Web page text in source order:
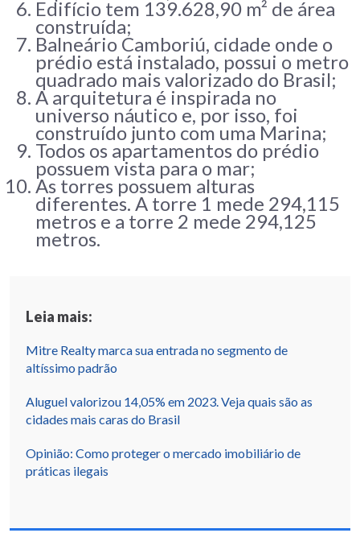
Edifício tem 139.628,90 m² de área
construída;
Balneário Camboriú, cidade onde o
prédio está instalado, possui o metro
quadrado mais valorizado do Brasil;
A arquitetura é inspirada no
universo náutico e, por isso, foi
construído junto com uma Marina;
Todos os apartamentos do prédio
possuem vista para o mar;
As torres possuem alturas
diferentes. A torre 1 mede 294,115
metros e a torre 2 mede 294,125
metros.
Leia mais:
Mitre Realty marca sua entrada no segmento de
altíssimo padrão
Aluguel valorizou 14,05% em 2023. Veja quais são as
cidades mais caras do Brasil
Opinião: Como proteger o mercado imobiliário de
práticas ilegais